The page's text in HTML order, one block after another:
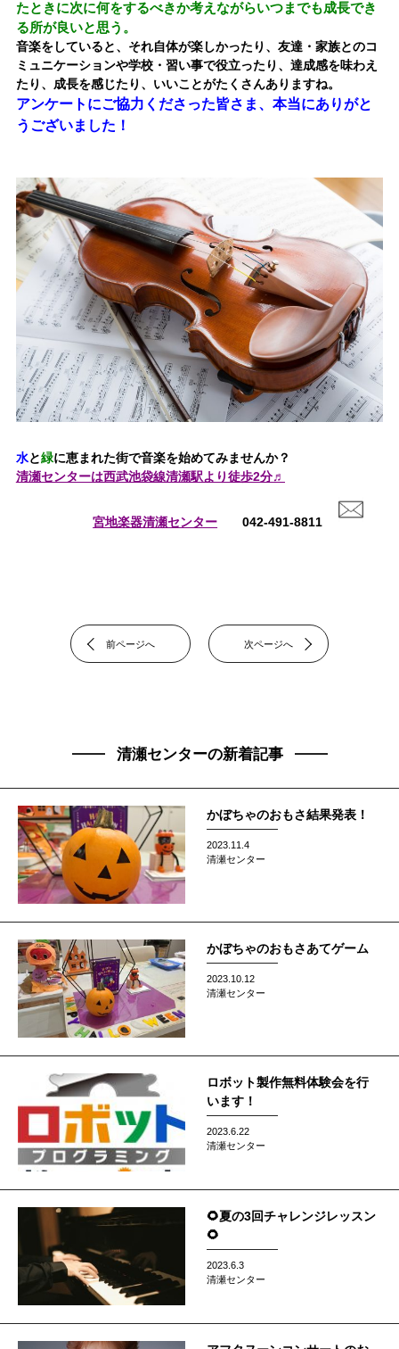
たときに次に何をするべきか考えながらいつまでも成長でき
る所が良いと思う。
音楽をしていると、それ自体が楽しかったり、友達・家族とのコ
ミュニケーションや学校・習い事で役立ったり、達成感を味わえ
たり、成長を感じたり、いいことがたくさんありますね。
アンケートにご協力くださった皆さま、本当にありがと
うございました！
水と緑に恵まれた街で音楽を始めてみませんか？
清瀬センターは西武池袋線清瀬駅より徒歩2分♬
宮地楽器清瀬センター 042-491-8811
前ページへ 次ページへ
清瀬センターの新着記事
かぼちゃのおもさ結果発表！
2023.11.4
清瀬センター
かぼちゃのおもさあてゲーム
2023.10.12
清瀬センター
ロボット製作無料体験会を行
います！
2023.6.22
清瀬センター
🌻夏の3回チャレンジレッスン
🌻
2023.6.3
清瀬センター